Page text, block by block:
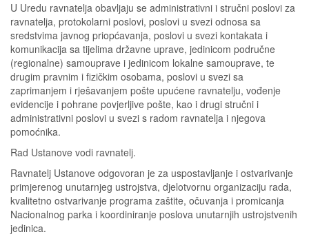
U Uredu ravnatelja obavljaju se administrativni i stručni poslovi za
ravnatelja, protokolarni poslovi, poslovi u svezi odnosa sa
sredstvima javnog priopćavanja, poslovi u svezi kontakata i
komunikacija sa tijelima državne uprave, jedinicom područne
(regionalne) samouprave i jedinicom lokalne samouprave, te
drugim pravnim i fizičkim osobama, poslovi u svezi sa
zaprimanjem i rješavanjem pošte upućene ravnatelju, vođenje
evidencije i pohrane povjerljive pošte, kao i drugi stručni i
administrativni poslovi u svezi s radom ravnatelja i njegova
pomoćnika.
Rad Ustanove vodi ravnatelj.
Ravnatelj Ustanove odgovoran je za uspostavljanje i ostvarivanje
primjerenog unutarnjeg ustrojstva, djelotvornu organizaciju rada,
kvalitetno ostvarivanje programa zaštite, očuvanja i promicanja
Nacionalnog parka i koordiniranje poslova unutarnjih ustrojstvenih
jedinica.